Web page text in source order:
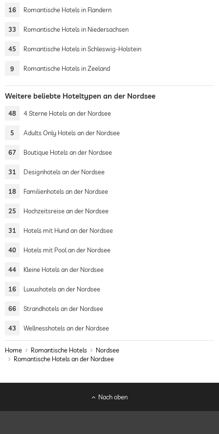
16 Romantische Hotels in Flandern
33 Romantische Hotels in Niedersachsen
45 Romantische Hotels in Schleswig-Holstein
9 Romantische Hotels in Zeeland
Weitere beliebte Hoteltypen an der Nordsee
48 4 Sterne Hotels an der Nordsee
5 Adults Only Hotels an der Nordsee
67 Boutique Hotels an der Nordsee
31 Designhotels an der Nordsee
18 Familienhotels an der Nordsee
25 Hochzeitsreise an der Nordsee
31 Hotels mit Hund an der Nordsee
40 Hotels mit Pool an der Nordsee
44 Kleine Hotels an der Nordsee
16 Luxushotels an der Nordsee
66 Strandhotels an der Nordsee
43 Wellnesshotels an der Nordsee
Home Romantische Hotels
Nordsee
Romantische Hotels an der Nordsee
Nach oben